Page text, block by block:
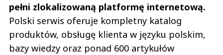
pełni zlokalizowaną platformę internetową.
Polski serwis oferuje kompletny katalog
produktów, obsługę klienta w języku polskim,
bazy wiedzy oraz ponad 600 artykułów